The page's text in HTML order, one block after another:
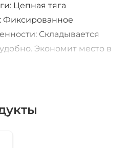
Цепная тяга
Складывается
Экономит место в
оборудования